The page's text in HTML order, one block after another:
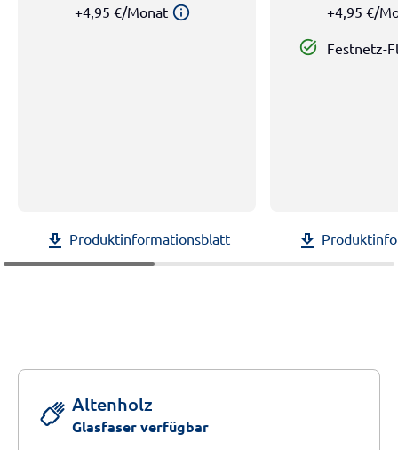
+4,95 €/Monat info
download Produktinformationsblatt
+4,95 €/
task_alt Festnetz-
download
Altenholz
Glasfaser verfügbar